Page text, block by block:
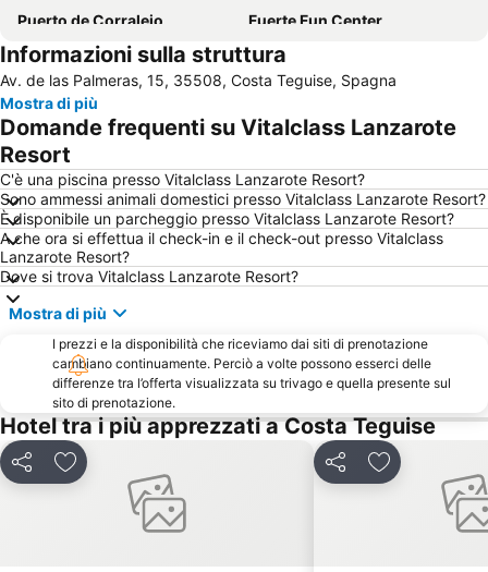
Puerto de Corralejo
Fuerte Fun Center
Dorada
Matagorda
Avenida de las Playas
Isla de Los Lobos
La Concha
Playa de los pocillos
Timanfaya National Park
Puerto deportivo Marina Rubicon
Grandes Playas
De las Cucharas
Ciudad Deportiva Lanzarote
Gran Casino de Lanzarote
El Charco de Bristol
Aquapark Costa Teguise
Parque Islas Canarias
Paseo Marítimo Arrecife
de la Cruz o del Pozo
Castillo de las Coloradas
Flag Beach Windsurf and Kitesurf Centre
El Bajo Negro
Playa del Reducto
Charco de San Ginés
Jameos del Agua
Puerto Deportivo de Puerto Calero
Guinate Tropical Park
Informazioni sulla struttura
Av. de las Palmeras, 15, 35508, Costa Teguise, Spagna
Mostra di più
Domande frequenti su Vitalclass Lanzarote
Resort
C'è una piscina presso Vitalclass Lanzarote Resort?
Sono ammessi animali domestici presso Vitalclass Lanzarote Resort?
È disponibile un parcheggio presso Vitalclass Lanzarote Resort?
A che ora si effettua il check-in e il check-out presso Vitalclass
Lanzarote Resort?
Dove si trova Vitalclass Lanzarote Resort?
Mostra di più
I prezzi e la disponibilità che riceviamo dai siti di prenotazione
cambiano continuamente. Perciò a volte possono esserci delle
differenze tra l’offerta visualizzata su trivago e quella presente sul
sito di prenotazione.
Hotel tra i più apprezzati a Costa Teguise
CondividiAggiungi ai preferiti CondividiAggiungi ai